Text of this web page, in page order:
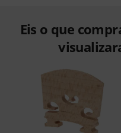
Eis o que